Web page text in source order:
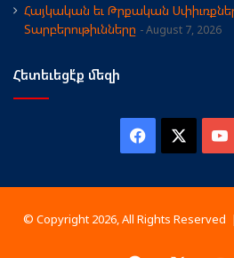
Հայկական եւ Թրքական
Տարբերութիւնները
August 7, 2026
Հետեւեցէ՛ք մեզի
Facebook
© Copyright 2026, All Rights Reserved |